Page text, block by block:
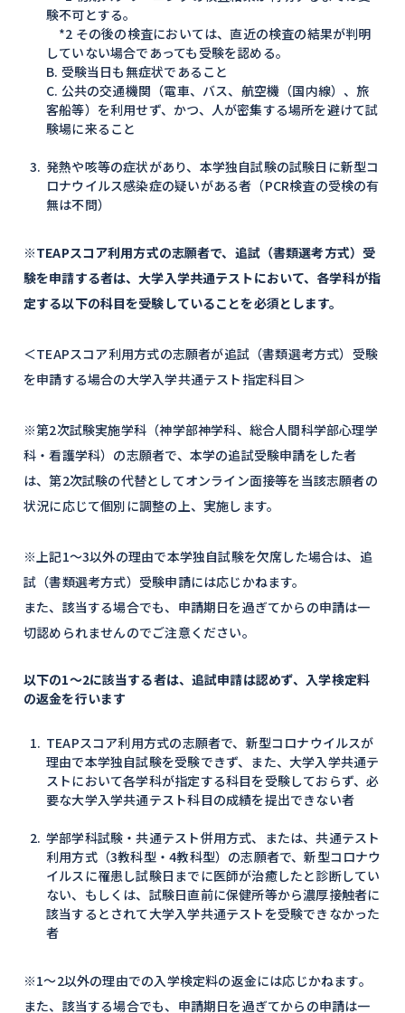
験不可とする。
*2 その後の検査においては、直近の検査の結果が判明
していない場合であっても受験を認める。
B. 受験当日も無症状であること
C. 公共の交通機関（電車、バス、航空機（国内線）、旅
客船等）を利用せず、かつ、人が密集する場所を避けて試
験場に来ること
発熱や咳等の症状があり、本学独自試験の試験日に新型コ
ロナウイルス感染症の疑いがある者（PCR検査の受検の有
無は不問）
※TEAPスコア利用方式の志願者で、追試（書類選考方式）受
験を申請する者は、大学入学共通テストにおいて、各学科が指
定する以下の科目を受験していることを必須とします。
＜TEAPスコア利用方式の志願者が追試（書類選考方式）受験
を申請する場合の大学入学共通テスト指定科目＞
※第2次試験実施学科（神学部神学科、総合人間科学部心理学
科・看護学科）の志願者で、本学の追試受験申請をした者
は、第2次試験の代替としてオンライン面接等を当該志願者の
状況に応じて個別に調整の上、実施します。
※上記1～3以外の理由で本学独自試験を欠席した場合は、追
試（書類選考方式）受験申請には応じかねます。
また、該当する場合でも、申請期日を過ぎてからの申請は一
切認められませんのでご注意ください。
以下の1～2に該当する者は、追試申請は認めず、入学検定料
の返金を行います
TEAPスコア利用方式の志願者で、新型コロナウイルスが
理由で本学独自試験を受験できず、また、大学入学共通テ
ストにおいて各学科が指定する科目を受験しておらず、必
要な大学入学共通テスト科目の成績を提出できない者
学部学科試験・共通テスト併用方式、または、共通テスト
利用方式（3教科型・4教科型）の志願者で、新型コロナウ
イルスに罹患し試験日までに医師が治癒したと診断してい
ない、もしくは、試験日直前に保健所等から濃厚接触者に
該当するとされて大学入学共通テストを受験できなかった
者
※1～2以外の理由での入学検定料の返金には応じかねます。
また、該当する場合でも、申請期日を過ぎてからの申請は一